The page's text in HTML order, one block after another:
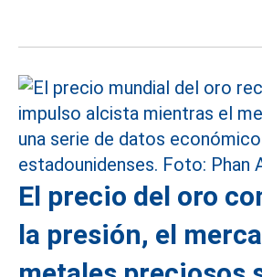
El precio del oro
la presión, el